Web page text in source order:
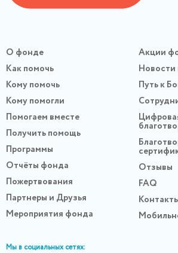
О фонде
Как помочь
Кому помочь
Кому помогли
Помогаем вместе
Получить помощь
Программы
Отчёты фонда
Пожертвования
Партнеры и Друзья
Мероприятия фонда
Акции
Новости
Путь к
Отзывы
FAQ
Мы в социальных сетях: